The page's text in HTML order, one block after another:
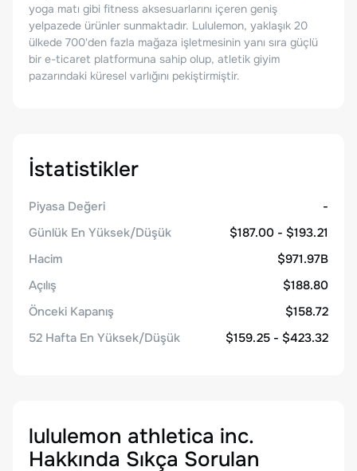
yoga matı gibi fitness aksesuarlarını içeren geniş
yelpazede ürünler sunmaktadır. Lululemon, yaklaşık 20
ülkede 700'den fazla mağaza işletmesinin yanı sıra güçlü
bir e-ticaret platformuna sahip olup, atletik giyim
pazarındaki küresel varlığını pekiştirmiştir.
İstatistikler
Piyasa Değeri
-
Günlük En Yüksek/Düşük
$187.00 - $193.21
Hacim
$971.97B
Açılış
$188.80
Önceki Kapanış
$158.72
52 Hafta En Yüksek/Düşük
$159.25 - $423.32
lululemon athletica inc.
Hakkında Sıkça Sorulan